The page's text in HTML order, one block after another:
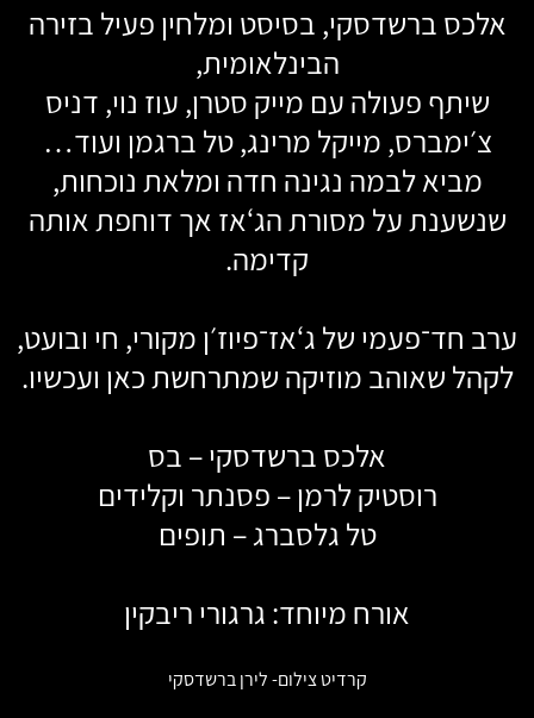
אלכס ברשדסקי, בסיסט ומלחין פעיל בזירה
הבינלאומית,
שיתף פעולה עם מייק סטרן, עוז נוי, דניס
צ׳ימברס, מייקל מרינג, טל ברגמן ועוד…
מביא לבמה נגינה חדה ומלאת נוכחות,
שנשענת על מסורת הג‘אז אך דוחפת אותה
קדימה.
ערב חד־פעמי של ג‘אז־פיוז׳ן מקורי, חי ובועט,
לקהל שאוהב מוזיקה שמתרחשת כאן ועכשיו.
אלכס ברשדסקי – בס
רוסטיק לרמן – פסנתר וקלידים
טל גלסברג – תופים
אורח מיוחד: גרגורי ריבקין
קרדיט צילום- לירן ברשדסקי